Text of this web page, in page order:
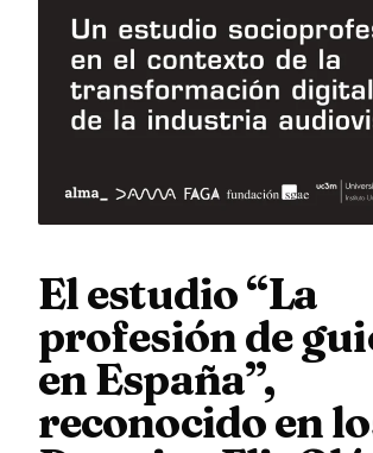
El estudio “La
profesión de
en España”,
reconocido en